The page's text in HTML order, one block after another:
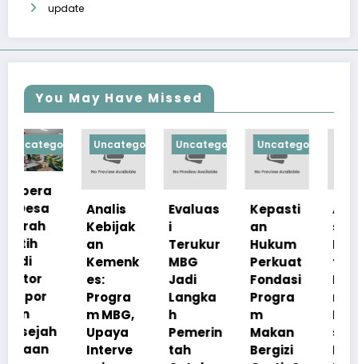
update
You May Have Missed
Uncategorized
Analis
Kebijak
an
Kemenk
es:
Progra
Upaya
Interve
Uncategorized
Evaluas
i
MBG
Langka
h
Pemerin
tah
Uncategorized
Kepasti
Hukum
Perkuat
Fondasi
Progra
Makan
Apresia
Pemerin
tah
Pastika
n
s Menu
MBG